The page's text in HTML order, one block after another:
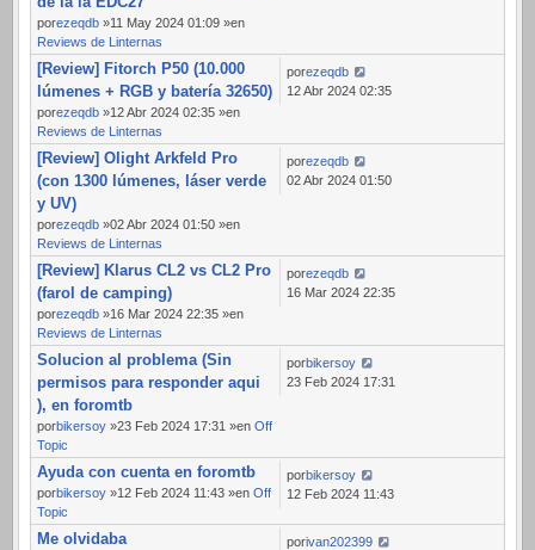
porezeqdb »11 May 2024 01:09 »en
Reviews de Linternas
[Review] Fitorch P50 (10.000
lúmenes + RGB y batería 32650)
porezeqdb »12 Abr 2024 02:35 »en
Reviews de Linternas
porezeqdb
12 Abr 2024 02:35
[Review] Olight Arkfeld Pro
(con 1300 lúmenes, láser verde
y UV)
porezeqdb »02 Abr 2024 01:50 »en
Reviews de Linternas
porezeqdb
02 Abr 2024 01:50
[Review] Klarus CL2 vs CL2 Pro
(farol de camping)
porezeqdb »16 Mar 2024 22:35 »en
Reviews de Linternas
porezeqdb
16 Mar 2024 22:35
Solucion al problema (Sin
permisos para responder aqui
), en foromtb
porbikersoy »23 Feb 2024 17:31 »en Off
Topic
porbikersoy
23 Feb 2024 17:31
Ayuda con cuenta en foromtb
porbikersoy »12 Feb 2024 11:43 »en Off
Topic
porbikersoy
12 Feb 2024 11:43
Me olvidaba porivan202399